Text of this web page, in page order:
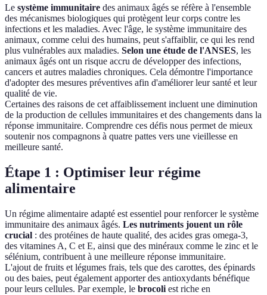
Le système immunitaire des animaux âgés se réfère à l'ensemble
des mécanismes biologiques qui protègent leur corps contre les
infections et les maladies. Avec l'âge, le système immunitaire des
animaux, comme celui des humains, peut s'affaiblir, ce qui les rend
plus vulnérables aux maladies. Selon une étude de l'ANSES, les
animaux âgés ont un risque accru de développer des infections,
cancers et autres maladies chroniques. Cela démontre l'importance
d'adopter des mesures préventives afin d'améliorer leur santé et leur
qualité de vie.
Certaines des raisons de cet affaiblissement incluent une diminution
de la production de cellules immunitaires et des changements dans la
réponse immunitaire. Comprendre ces défis nous permet de mieux
soutenir nos compagnons à quatre pattes vers une vieillesse en
meilleure santé.
Étape 1 : Optimiser leur régime
alimentaire
Un régime alimentaire adapté est essentiel pour renforcer le système
immunitaire des animaux âgés. Les nutriments jouent un rôle
crucial : des protéines de haute qualité, des acides gras omega-3,
des vitamines A, C et E, ainsi que des minéraux comme le zinc et le
sélénium, contribuent à une meilleure réponse immunitaire.
L'ajout de fruits et légumes frais, tels que des carottes, des épinards
ou des baies, peut également apporter des antioxydants bénéfique
pour leurs cellules. Par exemple, le brocoli est riche en